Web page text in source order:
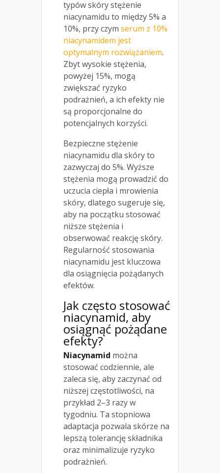
typów skóry stężenie
niacynamidu to między 5% a
10%, przy czym serum z 10%
niacynamidem jest
optymalnym rozwiązaniem.
Zbyt wysokie stężenia,
powyżej 15%, mogą
zwiększać ryzyko
podrażnień, a ich efekty nie
są proporcjonalne do
potencjalnych korzyści.
Bezpieczne stężenie
niacynamidu dla skóry to
zazwyczaj do 5%. Wyższe
stężenia mogą prowadzić do
uczucia ciepła i mrowienia
skóry, dlatego sugeruje się,
aby na początku stosować
niższe stężenia i
obserwować reakcję skóry.
Regularność stosowania
niacynamidu jest kluczowa
dla osiągnięcia pożądanych
efektów.
Jak często stosować
niacynamid, aby
osiągnąć pożądane
efekty?
Niacynamid można
stosować codziennie, ale
zaleca się, aby zaczynać od
niższej częstotliwości, na
przykład 2–3 razy w
tygodniu. Ta stopniowa
adaptacja pozwala skórze na
lepszą tolerancję składnika
oraz minimalizuje ryzyko
podrażnień.